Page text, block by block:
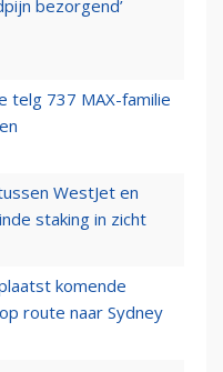
bezorgend’
telg 737 MAX-familie
WestJet en
staking in zicht
komende
route naar Sydney